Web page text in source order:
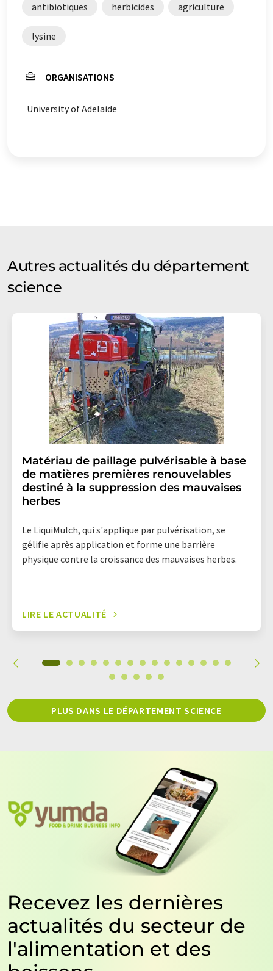
antibiotiques herbicides agriculture
lysine
ORGANISATIONS
University of Adelaide
Autres actualités du département
science
Matériau de paillage pulvérisable à base
de matières premières renouvelables
destiné à la suppression des mauvaises
herbes
Le LiquiMulch, qui s'applique par pulvérisation, se
gélifie après application et forme une barrière
physique contre la croissance des mauvaises herbes.
LIRE LE ACTUALITÉ
PLUS DANS LE DÉPARTEMENT SCIENCE
Recevez les dernières
actualités du secteur de
l'alimentation et des